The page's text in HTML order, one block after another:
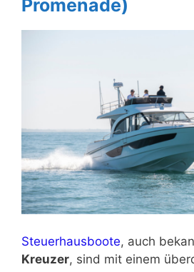
Promenade)
Steuerhausboote, auch
Kreuzer, sind mit einem